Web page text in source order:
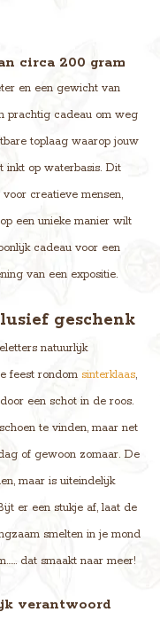
circa 200 gram
en een gewicht van
prachtig cadeau om weg
toplaag waarop jouw
inkt op waterbasis. Dit
creatieve mensen,
een unieke manier wilt
cadeau voor een
van een expositie.
geschenk
natuurlijk
feest rondom sinterklaas,
een schot in de roos.
te vinden, maar net
of gewoon zomaar. De
maar is uiteindelijk
er een stukje af, laat de
smelten in je mond
dat smaakt naar meer!
verantwoord